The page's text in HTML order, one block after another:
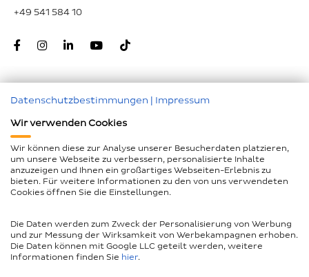
+49 541 584 10
Nachunternehmer
Impressum
Geschlechtergerechte Sprache
Barrierefreiheitserklärung
Compliance
Datenschutzbestimmungen | Impressum
Wir verwenden Cookies
Wir können diese zur Analyse unserer Besucherdaten platzieren,
um unsere Webseite zu verbessern, personalisierte Inhalte
anzuzeigen und Ihnen ein großartiges Webseiten-Erlebnis zu
bieten. Für weitere Informationen zu den von uns verwendeten
Cookies öffnen Sie die Einstellungen.
Die Daten werden zum Zweck der Personalisierung von Werbung
und zur Messung der Wirksamkeit von Werbekampagnen erhoben.
Die Daten können mit Google LLC geteilt werden, weitere
Informationen finden Sie hier.